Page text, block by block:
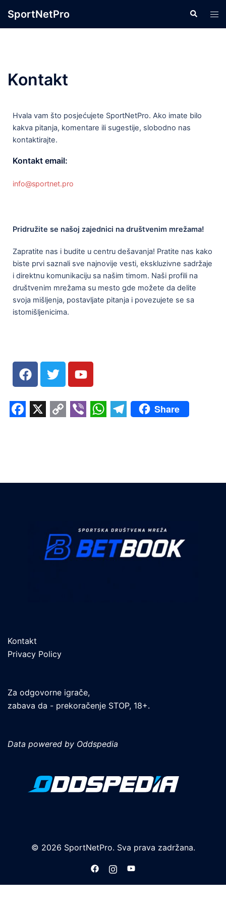
SportNetPro
Kontakt
Hvala vam što posjećujete SportNetPro. Ako imate bilo
kakva pitanja, komentare ili sugestije, slobodno nas
kontaktirajte.
Kontakt email:
info@sportnet.pro
Pridružite se našoj zajednici na društvenim mrežama!
Zapratite nas i budite u centru dešavanja! Pratite nas kako
biste prvi saznali sve najnovije vesti, ekskluzivne sadržaje
i direktnu komunikaciju sa našim timom. Naši profili na
društvenim mrežama su mesto gde možete da delite
svoja mišljenja, postavljate pitanja i povezujete se sa
istomišljenicima.
Share
Kontakt
Privacy Policy
Za odgovorne igrače,
zabava da - prekoračenje STOP, 18+.
Data powered by Oddspedia
© 2026 SportNetPro. Sva prava zadržana.